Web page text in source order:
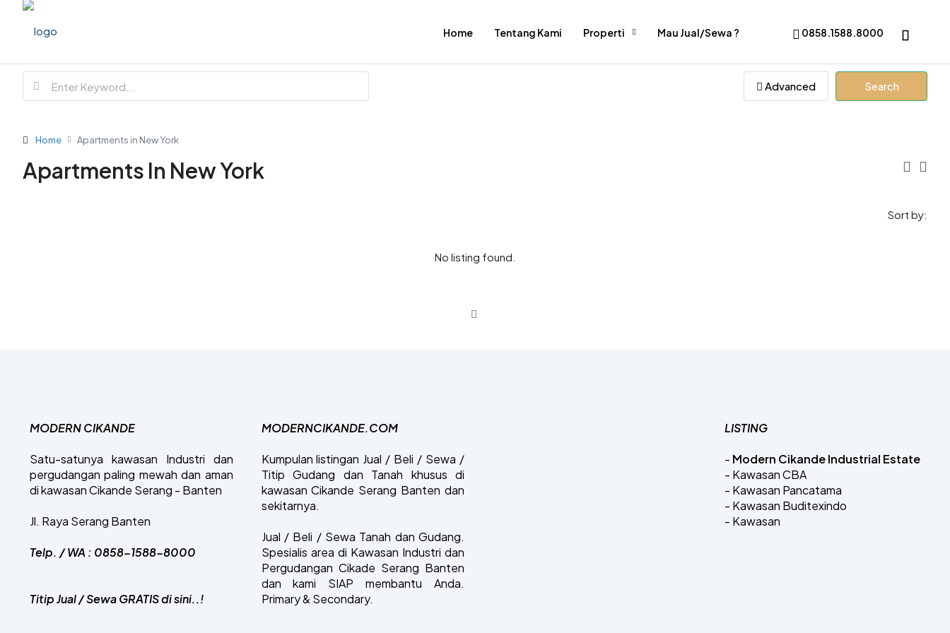
Home Tentang Kami Properti Mau Jual/Sewa ? 0858.1588.8000
Advanced Search
Home Apartments in New York
Apartments In New York
Sort by:
No listing found.
MODERN CIKANDE
Satu-satunya kawasan Industri dan
pergudangan paling mewah dan aman
di kawasan Cikande Serang - Banten
Jl. Raya Serang Banten
Telp. / WA : 0858-1588-8000
Titip Jual / Sewa GRATIS di sini..!
MODERNCIKANDE.COM
Kumpulan listingan Jual / Beli / Sewa /
Titip Gudang dan Tanah khusus di
kawasan Cikande Serang Banten dan
sekitarnya.
Jual / Beli / Sewa Tanah dan Gudang.
Spesialis area di Kawasan Industri dan
Pergudangan Cikade Serang Banten
dan kami SIAP membantu Anda.
Primary & Secondary.
LISTING
- Modern Cikande Industrial Estate
- Kawasan CBA
- Kawasan Pancatama
- Kawasan Buditexindo
- Kawasan